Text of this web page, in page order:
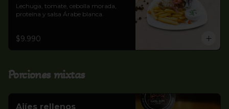
Lechuga, tomate, cebolla morada,
proteína y salsa Árabe blanca.
$9.990
Porciones mixtas
Ajíes rellenos